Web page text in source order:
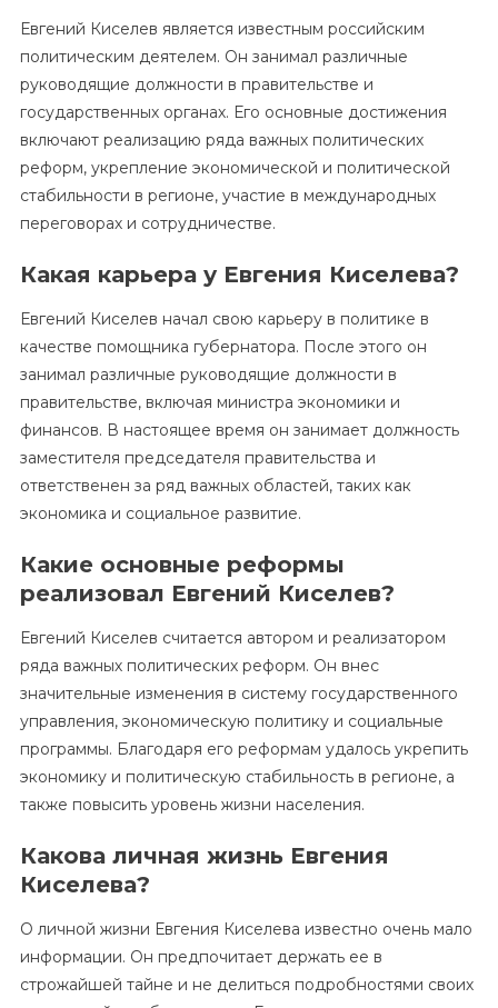
Евгений Киселев является известным российским
политическим деятелем. Он занимал различные
руководящие должности в правительстве и
государственных органах. Его основные достижения
включают реализацию ряда важных политических
реформ, укрепление экономической и политической
стабильности в регионе, участие в международных
переговорах и сотрудничестве.
Какая карьера у Евгения Киселева?
Евгений Киселев начал свою карьеру в политике в
качестве помощника губернатора. После этого он
занимал различные руководящие должности в
правительстве, включая министра экономики и
финансов. В настоящее время он занимает должность
заместителя председателя правительства и
ответственен за ряд важных областей, таких как
экономика и социальное развитие.
Какие основные реформы
реализовал Евгений Киселев?
Евгений Киселев считается автором и реализатором
ряда важных политических реформ. Он внес
значительные изменения в систему государственного
управления, экономическую политику и социальные
программы. Благодаря его реформам удалось укрепить
экономику и политическую стабильность в регионе, а
также повысить уровень жизни населения.
Какова личная жизнь Евгения
Киселева?
О личной жизни Евгения Киселева известно очень мало
информации. Он предпочитает держать ее в
строжайшей тайне и не делиться подробностями своих